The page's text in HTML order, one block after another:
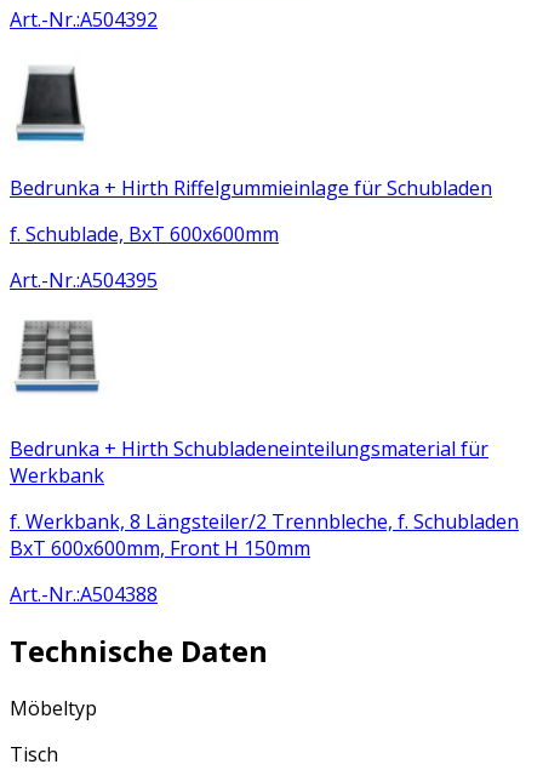
Art.-Nr.:A504392
Bedrunka + Hirth Riffelgummieinlage für Schubladen
f. Schublade, BxT 600x600mm
Art.-Nr.:A504395
Bedrunka + Hirth Schubladeneinteilungsmaterial für
Werkbank
f. Werkbank, 8 Längsteiler/2 Trennbleche, f. Schubladen
BxT 600x600mm, Front H 150mm
Art.-Nr.:A504388
Technische Daten
Möbeltyp
Tisch